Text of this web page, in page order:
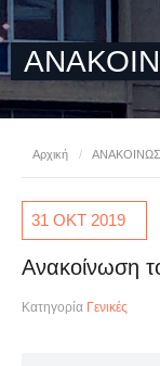
Αρχική /
31 ΟΚΤ 2019
Ανακοίνωση
Κατηγορία Γενικές